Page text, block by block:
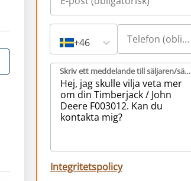
+46
Skriv ett meddelande till säljaren/säljarna (obligatorisk)
Integritetspolicy